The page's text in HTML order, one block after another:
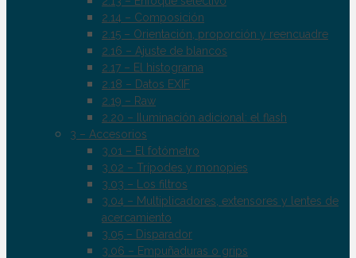
2.14 – Composición
2.15 – Orientación, proporción y reencuadre
2.16 – Ajuste de blancos
2.17 – El histograma
2.18 – Datos EXIF
2.19 – Raw
2.20 – Iluminación adicional: el flash
3 – Accesorios
3.01 – El fotómetro
3.02 – Trípodes y monopies
3.03 – Los filtros
3.04 – Multiplicadores, extensores y lentes de
acercamiento
3.05 – Disparador
3.06 – Empuñaduras o grips